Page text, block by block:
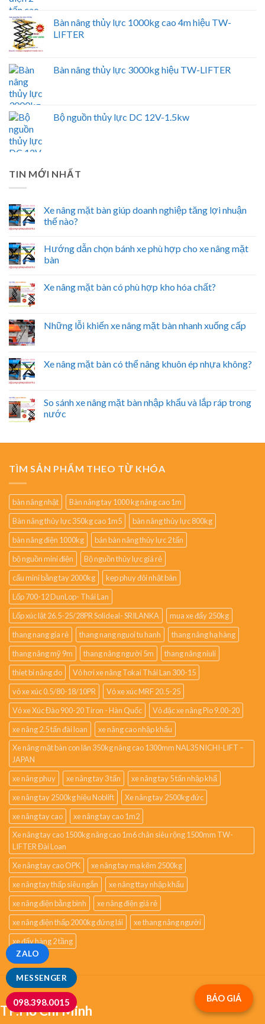
MESSENGER
ZALO
098.398.0015
Bàn nâng thủy lực 1000kg cao 4m hiệu TW-
LIFTER
Bàn nâng thủy lực 3000kg hiệu TW-LIFTER
Bộ nguồn thủy lực DC 12V-1.5kw
TIN MỚI NHẤT
Xe nâng mặt bàn giúp doanh nghiệp tăng lợi nhuận
thế nào?
Hướng dẫn chọn bánh xe phù hợp cho xe nâng mặt
bàn
Xe nâng mặt bàn có phù hợp kho hóa chất?
Những lỗi khiến xe nâng mặt bàn nhanh xuống cấp
Xe nâng mặt bàn có thể nâng khuôn ép nhựa không?
So sánh xe nâng mặt bàn nhập khẩu và lắp ráp trong
nước
TÌM SẢN PHẨM THEO TỪ KHÓA
bàn nâng nhật
Bàn nâng tay 1000 kg nâng cao 1m
Bàn nâng thủy lực 350kg cao 1m5
bàn nâng thủy lực 800kg
bàn nâng điện 1000kg
bán bàn nâng thủy lực 2 tấn
bộ nguồn mini điện
Bộ nguồn thủy lực giá rẻ
cẩu mini bằng tay 2000kg
kẹp phuy đôi nhật bản
Lốp 700-12 DunLop- Thái Lan
Lốp xúc lật 26.5-25/28PR Solideal- SRILANKA
mua xe đẩy 250kg
thang nang gia rẻ
thang nang nguoi tu hanh
thang nâng hạ hàng
thang nâng mỹ 9m
thang nâng người 5m
thang nâng niuli
thiet bi nâng do
Vỏ hơi xe nâng Tokai Thái Lan 300-15
vỏ xe xúc 0.5/80-18/10PR
Vỏ xe xúc MRF 20.5-25
Vỏ xe Xúc Đào 900-20 Tiron - Hàn Quốc
Vỏ đặc xe nâng Pio 9.00-20
xe nâng 2.5 tấn đài loan
xe nâng cao nhập khẩu
Xe nâng mặt bàn con lăn 350kg nâng cao 1300mm NAL35 NICHI-LIFT –
JAPAN
xe nâng phuy
xe nâng tay 3 tấn
xe nâng tay 5 tấn nhập khẩ
xe nâng tay 2500kg hiệu Noblift
Xe nâng tay 2500kg đức
xe nâng tay cao
xe nâng tay cao 1m2
Xe nâng tay cao 1500kg nâng cao 1m6 chân siêu rộng 1500mm TW-
LIFTER Đài Loan
Xe nâng tay cao OPK
xe nâng tay mạ kẽm 2500kg
xe nâng tay thấp siêu ngắn
xe nâng ttay nhập khẩu
xe nâng điện bằng bình
xe nâng điện giá rẻ
xe nâng điện thấp 2000kg đứng lái
xe thang nâng người
xe đẩy hàng 2 tầng
TP.Hồ Chí Minh
BÁO GIÁ